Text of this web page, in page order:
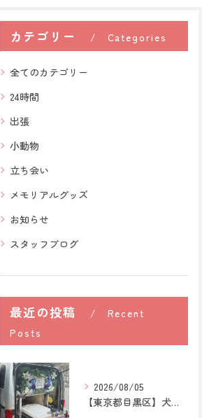
カテゴリー Categories
全てのカテゴリー
24時間
出張
小動物
立ち会い
メモリアルグッズ
お知らせ
スタッフブログ
最近の投稿
Recent
Posts
2026/08/05
【東京都目黒区】犬の訪問ペット火葬｜住み慣れた場所で心穏やか...